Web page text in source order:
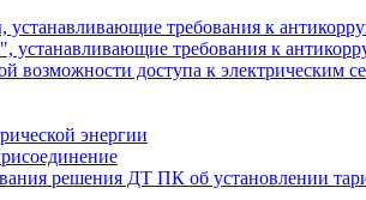
требования к
требования к
возможности доступа к электрическим
энергии
решения ДТ ПК об установлении